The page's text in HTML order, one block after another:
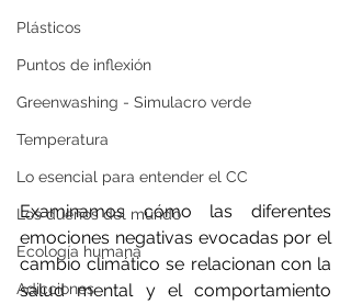
Plásticos
Puntos de inflexión
Greenwashing - Simulacro verde
Temperatura
Lo esencial para entender el CC
Los dueños del mundo
Ecología humana
Adicciones
Examinamos cómo las diferentes
emociones negativas evocadas por el
cambio climático se relacionan con la
salud mental y el comportamiento